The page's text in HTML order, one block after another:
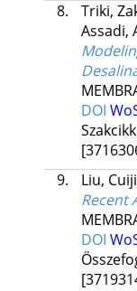
8.
Triki,
Assadi,
DOI
9.
Liu,
Recent
DOI